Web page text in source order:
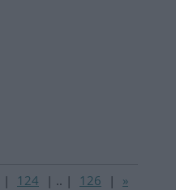
| 124 | .. | 126 | »